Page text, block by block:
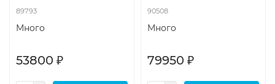
89793
Много
53800 ₽
90508
Много
79950 ₽